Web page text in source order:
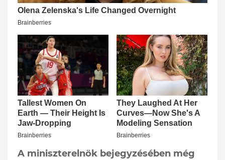
A miniszterelnök bejegyzésében még